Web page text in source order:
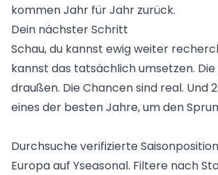
kommen Jahr für Jahr zurück.
Dein nächster Schritt
Schau, du kannst ewig weiter
kannst das tatsächlich umsetzen. Die
draußen. Die Chancen sind real. Und
eines der besten Jahre, um den
Durchsuche verifizierte
Europa auf Yseasonal. Filtere nach